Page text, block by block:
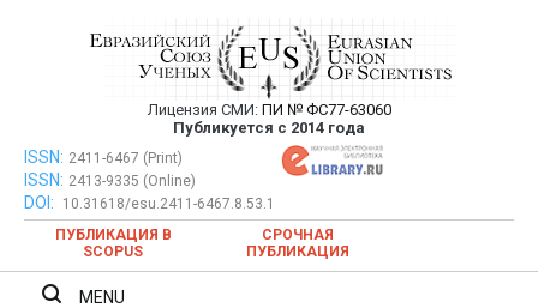
Евразийский Союз Ученых —
публикация научных статей в
ежемесячном научном журнале
Лицензия СМИ: ПИ № ФС77-63060
Публикуется с 2014 года
Евразийский Союз Ученых — публикация научных статей в
ежемесячном научном журнале
ISSN: 2411-6467 (Print)
ISSN: 2413-9335 (Online)
DOI:
10.31618/esu.2411-6467.8.53.1
ПУБЛИКАЦИЯ В
SCOPUS
СРОЧНАЯ
ПУБЛИКАЦИЯ
MENU